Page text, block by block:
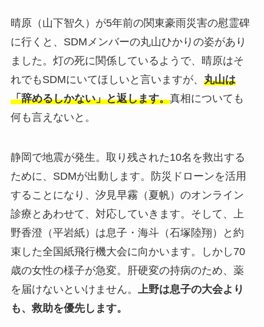
晴原（山下智久）が5年前の関東豪雨災害の慰霊碑
に行くと、SDMメンバーの丸山ひかりの姿があり
ました。灯の死に関係しているようで、晴原はそ
れでもSDMにいてほしいと言いますが、 丸山は
「辞めるしかない」と返します。真相についても
何も言えないと。
静岡で地震が発生。取り残された10名を救出する
ために、SDMが出動します。防災ドローンを活用
することになり、汐見早霧（夏帆）のオンライン
診療とあわせて、対応していきます。そして、上
野香澄（平岩紙）は息子・海斗（石塚陸翔）と約
束した全国紙飛行機大会に向かいます。しかし70
歳の女性の様子が急変。肝硬変の持病のため、薬
を届けないといけません。
上野は息子の大会より
も、救助を優先します。